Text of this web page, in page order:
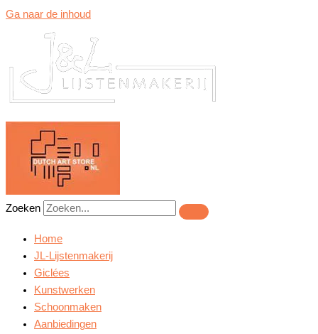
Ga naar de inhoud
Zoeken
Home
JL-Lijstenmakerij
Giclées
Kunstwerken
Schoonmaken
Aanbiedingen